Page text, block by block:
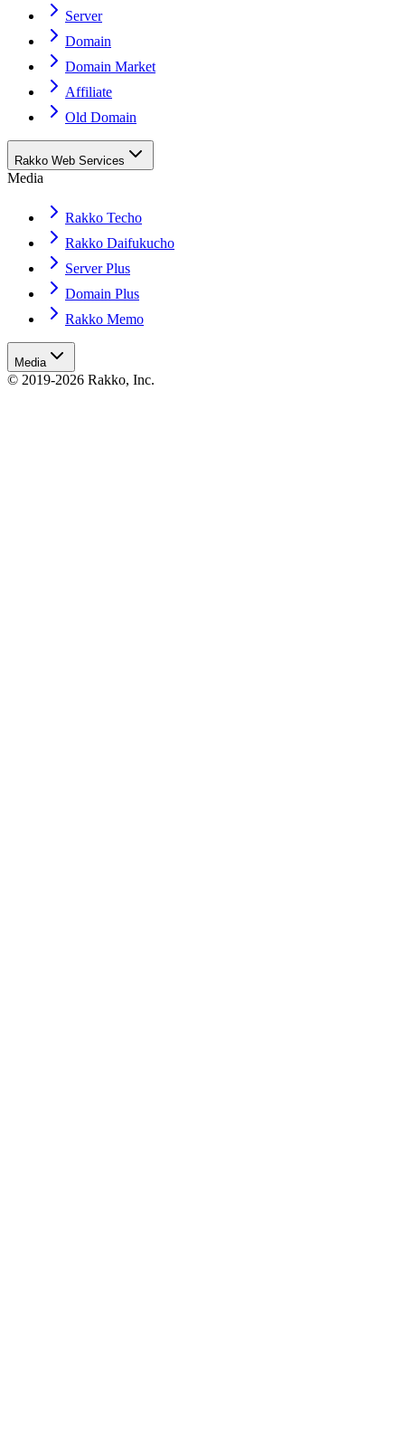
Server
Domain
Domain Market
Affiliate
Old Domain
Rakko Web Services
Media
Rakko Techo
Rakko Daifukucho
Server Plus
Domain Plus
Rakko Memo
Media
© 2019-2026 Rakko, Inc.